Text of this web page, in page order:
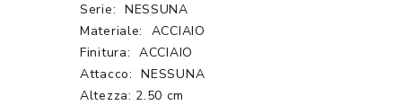
Serie: NESSUNA
Materiale:
ACCIAIO
Finitura: ACCIAIO
Attacco: NESSUNA
Altezza: 2.50 cm